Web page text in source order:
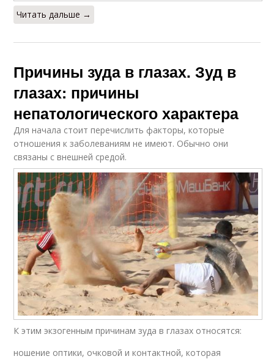
Читать дальше →
Причины зуда в глазах. Зуд в
глазах: причины
непатологического характера
Для начала стоит перечислить факторы, которые
отношения к заболеваниям не имеют. Обычно они
связаны с внешней средой.
К этим экзогенным причинам зуда в глазах относятся:
ношение оптики, очковой и контактной, которая